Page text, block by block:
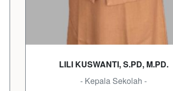
LILI KUSWANTI, S.PD, M.PD.
- Kepala Sekolah -